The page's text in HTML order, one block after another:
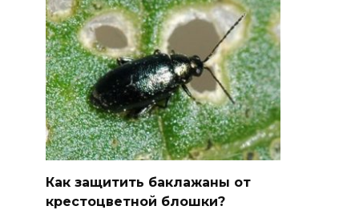
Как защитить баклажаны от
крестоцветной блошки?